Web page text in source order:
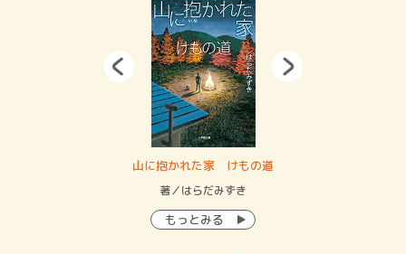
山に抱かれた家 けもの道
著／はらだみずき
もっとみる